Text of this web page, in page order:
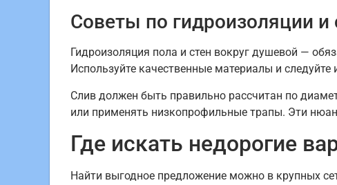
Советы по гидроизоляции и
Гидроизоляция пола и стен вокруг душевой —
Используйте качественные материалы и
Слив должен быть правильно рассчитан по
или применять низкопрофильные трапы. Эти
Где искать недорогие
Найти выгодное предложение можно в крупных